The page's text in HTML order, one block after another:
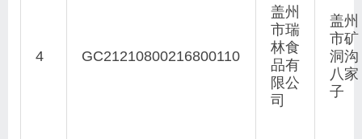
4 GC21210800216800110
盖州
市瑞
林食
品有
限公
司
盖州
市矿
洞沟
八家
子